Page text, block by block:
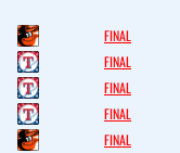
FINAL
FINAL
FINAL
FINAL
FINAL